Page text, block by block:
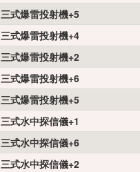
三式爆雷投射機+5
三式爆雷投射機+4
三式爆雷投射機+2
三式爆雷投射機+6
三式爆雷投射機+5
三式水中探信儀+1
三式水中探信儀+6
三式水中探信儀+2